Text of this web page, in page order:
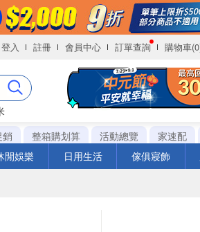
登入 註冊 會員中心 訂單查詢 購物車
銷
整箱購划算 活動總覽 家速配
閒娛樂
日用生活 傢俱寢飾